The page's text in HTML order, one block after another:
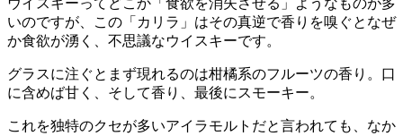
ウイスキーってどこか「食欲を消失させる」ようなものが多
いのですが、この「カリラ」はその真逆で香りを嗅ぐとなぜ
か食欲が湧く、不思議なウイスキーです。
グラスに注ぐとまず現れるのは柑橘系のフルーツの香り。口
に含めば甘く、そして香り、最後にスモーキー。
これを独特のクセが多いアイラモルトだと言われても、なか